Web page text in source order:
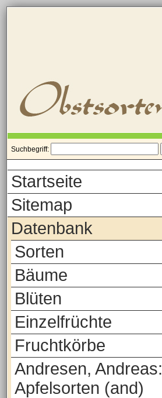
Suchbegriff:
Startseite
Sitemap
Datenbank
Sorten
Bäume
Blüten
Einzelfrüchte
Fruchtkörbe
Andresen, Andreas:
Apfelsorten (and)